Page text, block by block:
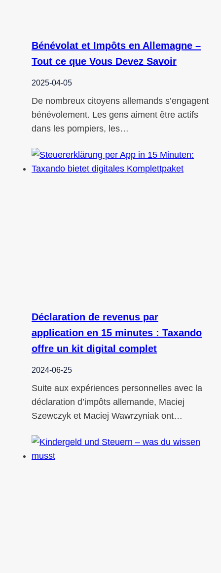
Bénévolat et Impôts en Allemagne –
Tout ce que Vous Devez Savoir
2025-04-05
De nombreux citoyens allemands s’engagent
bénévolement. Les gens aiment être actifs
dans les pompiers, les…
Déclaration de revenus par
application en 15 minutes : Taxando
offre un kit digital complet
2024-06-25
Suite aux expériences personnelles avec la
déclaration d’impôts allemande, Maciej
Szewczyk et Maciej Wawrzyniak ont…